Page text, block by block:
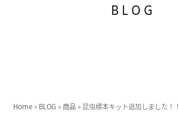
BLOG
Home » BLOG » 商品 » 昆虫標本キット追加しました！！